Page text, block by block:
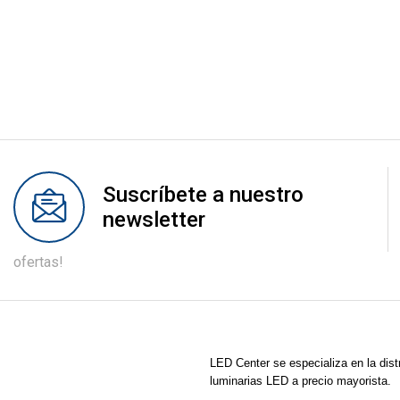
Suscríbete a nuestro
newsletter
ofertas!
LED Centerse especializa en la
luminarias LED a precio mayorista.